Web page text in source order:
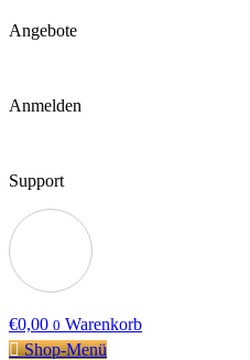
Angebote
Anmelden
Support
€0,00 0 Warenkorb
Shop-Menü